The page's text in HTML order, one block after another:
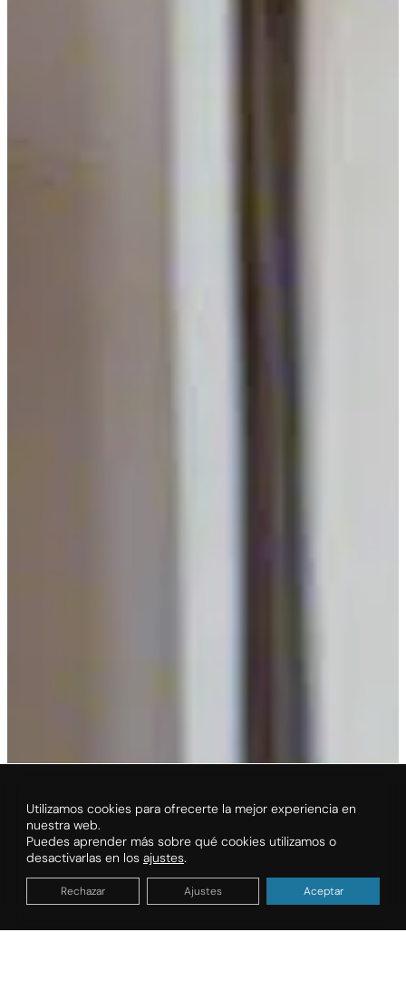
Utilizamos cookies para ofrecerte la mejor experiencia en
nuestra web.
Puedes aprender más sobre qué cookies utilizamos o
desactivarlas en los ajustes.
Aceptar
Rechazar Ajustes